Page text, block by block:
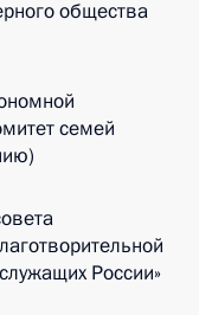
общества
семей
России»